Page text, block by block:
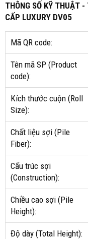
THÔNG SỐ KỸ THUẬT
CẤP LUXURY DV05
Mã QR code:
Tên mã SP (Product
code):
Kích thước cuộn (Roll
Size):
Chất liệu sợi (Pile
Fiber):
Cấu trúc sợi
(Construction):
Chiều cao sợi (Pile
Height):
Độ dày (Total Height):